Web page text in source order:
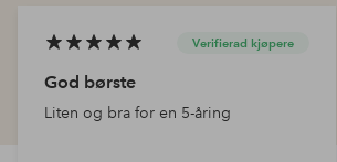
Verifierad kjøpere
God børste
Liten og bra for en 5-åring